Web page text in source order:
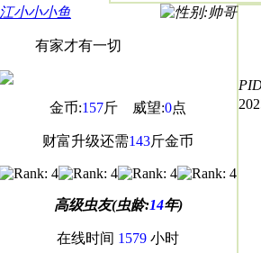
江小小小鱼
有家才有一切
金币:157斤 威望:0点
财富升级还需143斤金币
高级虫友(虫龄:14年)
在线时间 1579 小时